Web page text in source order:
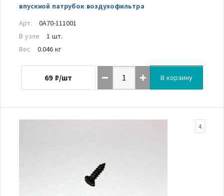
впускной патрубок воздухофильтра
Арт.
0A70-111001
В узле
1 шт.
Вес
0.046 кг
69 ₽/шт В корзину
4